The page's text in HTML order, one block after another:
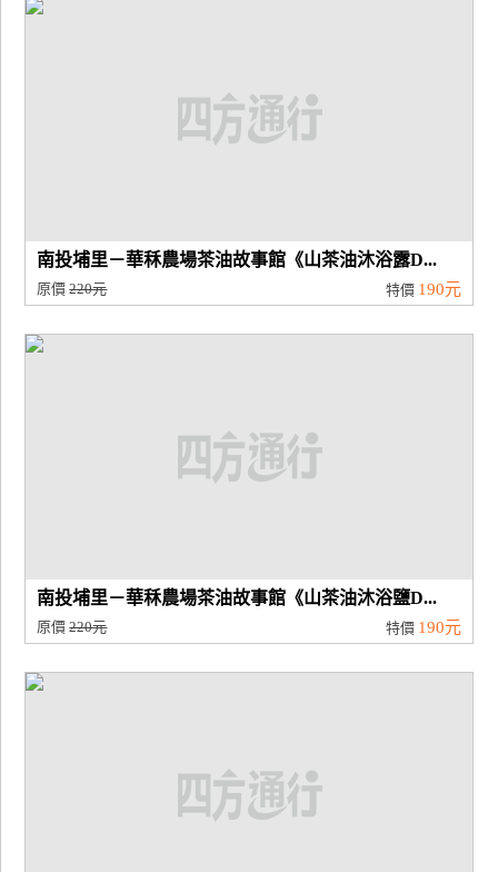
計
商
南投埔里－華秝農場茶油故事館《山茶油沐浴露D...
原價220元 特價 190元
南投埔里－華秝農場茶油故事館《山茶油沐浴鹽D...
原價220元 特價 190元